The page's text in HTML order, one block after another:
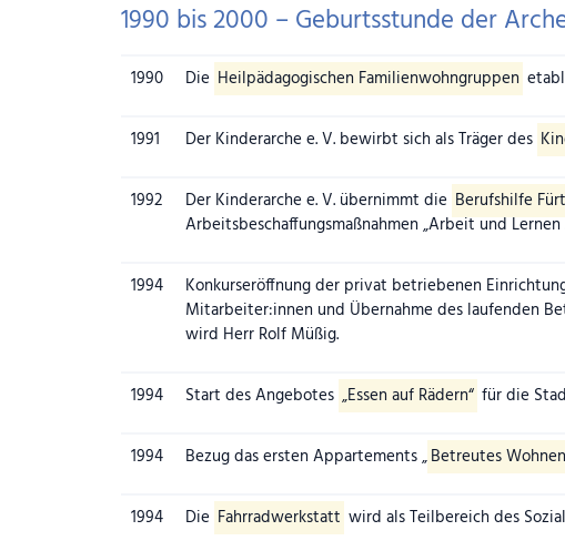
1990 bis 2000 – Geburtsstunde der
Jahr Ereignis
1990 Die Heilpädagogischen Familienwohngruppen
1991 Der Kinderarche e. V. bewirbt sich als Träger des
1992 Der Kinderarche e. V. übernimmt die Berufshilfe
Arbeitsbeschaffungsmaßnahmen „Arbeit und
1994
Konkurseröffnung der privat betriebenen
Mitarbeiter:innen und Übernahme des laufenden
wird Herr Rolf Müßig.
1994 Start des Angebotes „Essen auf Rädern“ für die
1994 Bezug das ersten Appartements „Betreutes
1994 Die Fahrradwerkstatt wird als Teilbereich des